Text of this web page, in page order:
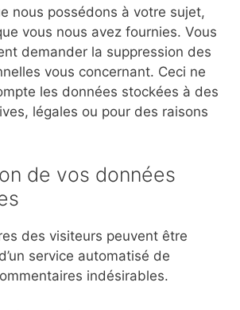
nous possédons à votre sujet,
vous nous avez fournies. Vous
demander la suppression des
vous concernant. Ceci ne
les données stockées à des
légales ou pour des raisons
de vos données
des visiteurs peuvent être
service automatisé de
indésirables.